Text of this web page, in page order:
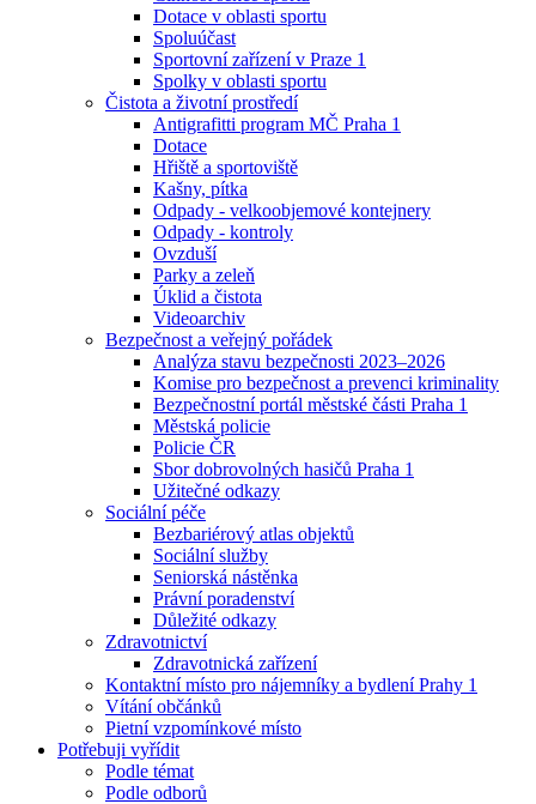
Dotace v oblasti sportu
Spoluúčast
Sportovní zařízení v Praze 1
Spolky v oblasti sportu
Čistota a životní prostředí
Antigrafitti program MČ Praha 1
Dotace
Hřiště a sportoviště
Kašny, pítka
Odpady - velkoobjemové kontejnery
Odpady - kontroly
Ovzduší
Parky a zeleň
Úklid a čistota
Videoarchiv
Bezpečnost a veřejný pořádek
Analýza stavu bezpečnosti 2023–2026
Komise pro bezpečnost a prevenci kriminality
Bezpečnostní portál městské části Praha 1
Městská policie
Policie ČR
Sbor dobrovolných hasičů Praha 1
Užitečné odkazy
Sociální péče
Bezbariérový atlas objektů
Sociální služby
Seniorská nástěnka
Právní poradenství
Důležité odkazy
Zdravotnictví
Zdravotnická zařízení
Kontaktní místo pro nájemníky a bydlení Prahy 1
Vítání občánků
Pietní vzpomínkové místo
Potřebuji vyřídit
Podle témat
Podle odborů